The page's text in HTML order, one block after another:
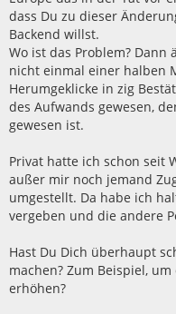
dass Du zu dieser
Backend willst.
Wo ist das Problem?
nicht einmal einer halben
Herumgeklicke in zig
des Aufwands gewesen,
gewesen ist.
Privat hatte ich schon seit
außer mir noch jemand
umgestellt. Da habe ich
vergeben und die andere
Hast Du Dich überhaupt
machen? Zum Beispiel,
erhöhen?